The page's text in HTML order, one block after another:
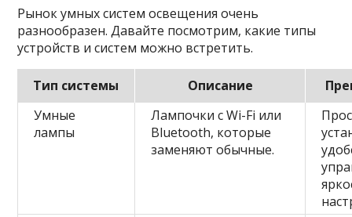
Рынок умных систем освещения очень
разнообразен. Давайте посмотрим, какие типы
устройств и систем можно встретить.
Тип системы Описание
Умные
лампы
Лампочки с Wi-Fi или
Bluetooth, которые
заменяют обычные.